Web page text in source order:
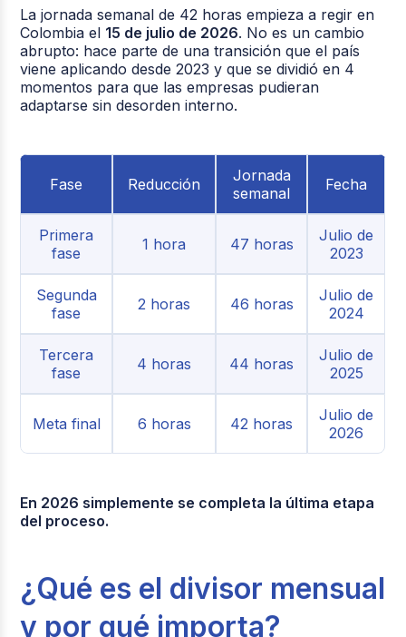
La jornada semanal de 42 horas empieza a regir en
Colombia el 15 de julio de 2026. No es un cambio
abrupto: hace parte de una transición que el país
viene aplicando desde 2023 y que se dividió en 4
momentos para que las empresas pudieran
adaptarse sin desorden interno.
Fase Reducción
Jornada
semanal
Fecha
Primera
fase
1 hora 47 horas
Julio de
2023
Segunda
fase
2 horas 46 horas
Julio de
2024
Tercera
fase
4 horas 44 horas
Julio de
2025
Meta final 6 horas 42 horas
Julio de
2026
En 2026 simplemente se completa la última etapa
del proceso.
¿Qué es el divisor mensual
y por qué importa?